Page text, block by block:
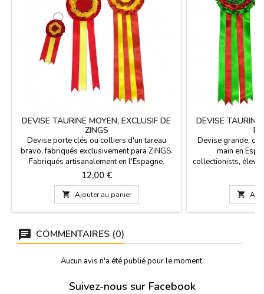
DEVISE TAURINE MOYEN, EXCLUSIF DE
ZINGS
Devise porte clés ou colliers d'un tareau
bravo, fabriqués exclusivement para ZiNGS.
Fabriqués artisanalement en l'Espagne.
Entièrement personnalisable, demandez-nous
la combinaison que vous préférez dans
info@zings.es. Cadeaux idéal pour les
éleveurs, las peñas taurines, les
coleccionists, les toreros et les events, etc.
Prix
12,00 €
 Ajouter au panier
DEVISE
Devise grande,
main en
collectionists,
long, sans
vous pouvez le
quelle couleur

COMMENTAIRES (0)
Aucun avis n'a été publié pour le moment.
Suivez-nous sur Facebook